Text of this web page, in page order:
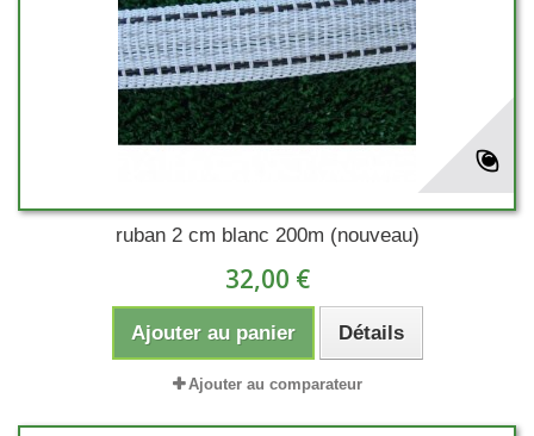
ruban 2 cm blanc 200m (nouveau)
32,00 €
Ajouter au panier Détails
Ajouter au comparateur